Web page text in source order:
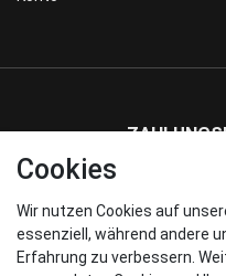
WIR
Cookies
Wir nutzen Cookies auf
essenziell, während andere
Erfahrung zu verbessern.